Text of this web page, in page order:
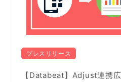
プレスリリース
【Databeat】Adjust連携